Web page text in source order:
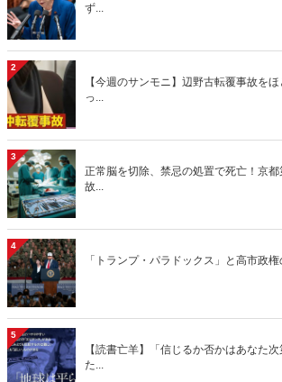
ず...
2
【今週のサンモニ】辺野古転覆事故を
っ...
3
正常脳を切除、禁忌の処置で死亡！京
故...
4
「トランプ・パラドックス」と高市政
5
【読書亡羊】「信じるか否かはあなた
た...